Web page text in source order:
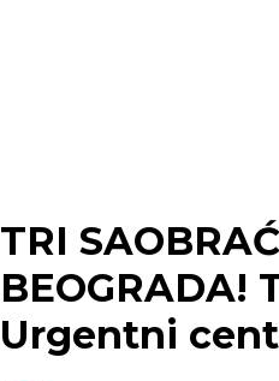
TRI
BEOGRADA!
Urgentni